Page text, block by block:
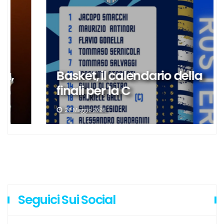
Basket, il calendario della
finali per la C
27 Maggio 2026
Seguici Sui Social